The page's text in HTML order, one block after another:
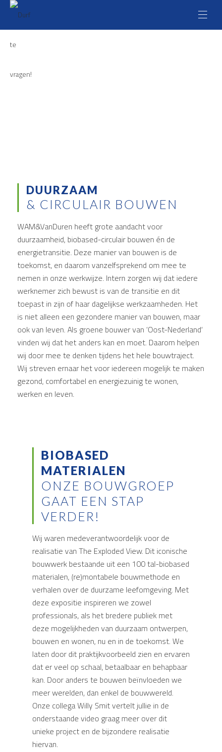
DUURZAAM
& CIRCULAIR BOUWEN
WAM&VanDuren heeft grote aandacht voor
duurzaamheid, biobased-circulair bouwen én de
energietransitie. Deze manier van bouwen is de
toekomst, en daarom vanzelfsprekend om mee te
nemen in onze werkwijze. Intern zorgen wij dat iedere
werknemer zich bewust is van de transitie en dit
toepast in zijn of haar dagelijkse werkzaamheden. Het
is niet alleen een gezondere manier van bouwen, maar
ook van leven. Als groene bouwer van ‘Oost-Nederland’
vinden wij dat het anders kan en moet. Daarom helpen
wij door mee te denken tijdens het hele bouwtraject.
Wij streven ernaar het voor iedereen mogelijk te maken
gezond, comfortabel en energiezuinig te wonen,
werken en leven.
BIOBASED
MATERIALEN
ONZE BOUWGROEP
GAAT EEN STAP
VERDER!
Wij waren medeverantwoordelijk voor de
realisatie van The Exploded View. Dit iconische
bouwwerk bestaande uit een 100 tal-biobased
materialen, (re)montabele bouwmethode en
verhalen over de duurzame leefomgeving. Met
deze expositie inspireren we zowel
professionals, als het bredere publiek met
deze mogelijkheden van duurzaam ontwerpen,
bouwen en wonen, nu en in de toekomst. We
laten door dit praktijkvoorbeeld zien en ervaren
dat er veel op schaal, betaalbaar en behapbaar
kan. Door anders te bouwen beïnvloeden we
meer werelden, dan enkel de bouwwereld.
Onze collega Willy Smit vertelt jullie in de
onderstaande video graag meer over dit
unieke project en de bijzondere realisatie
hiervan.